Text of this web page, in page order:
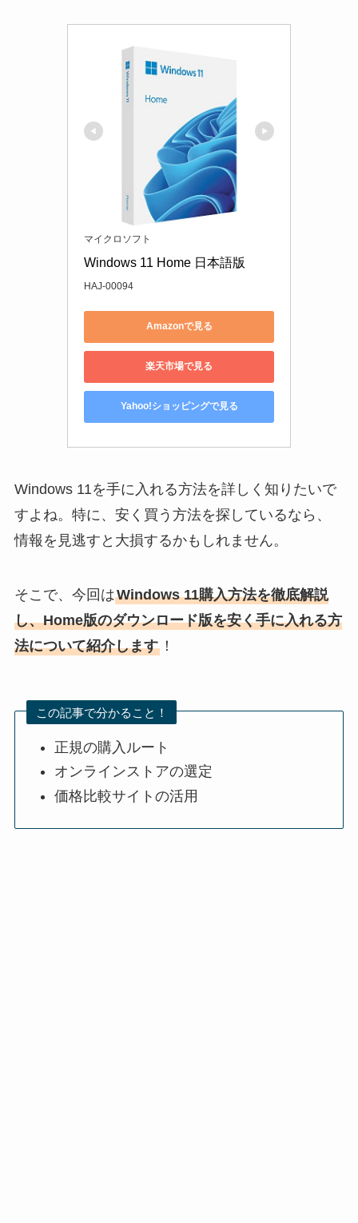
マイクロソフト
Windows 11 Home 日本語版
HAJ-00094
Amazonで見る
楽天市場で見る
Yahoo!ショッピングで見る
Windows 11を手に入れる方法を詳しく知りたいで
すよね。特に、安く買う方法を探しているなら、
情報を見逃すと大損するかもしれません。
そこで、今回はWindows 11購入方法を徹底解説
し、Home版のダウンロード版を安く手に入れる方
法について紹介します！
この記事で分かること！
正規の購入ルート
オンラインストアの選定
価格比較サイトの活用